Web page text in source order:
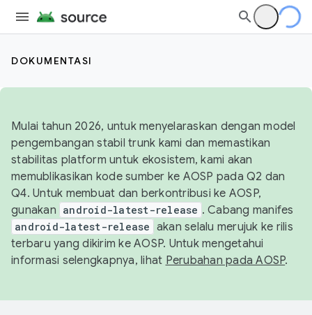
DOKUMENTASI
Mulai tahun 2026, untuk menyelaraskan dengan model
pengembangan stabil trunk kami dan memastikan
stabilitas platform untuk ekosistem, kami akan
memublikasikan kode sumber ke AOSP pada Q2 dan
Q4. Untuk membuat dan berkontribusi ke AOSP,
gunakan android-latest-release . Cabang manifes
android-latest-release akan selalu merujuk ke rilis
terbaru yang dikirim ke AOSP. Untuk mengetahui
informasi selengkapnya, lihat Perubahan pada AOSP.